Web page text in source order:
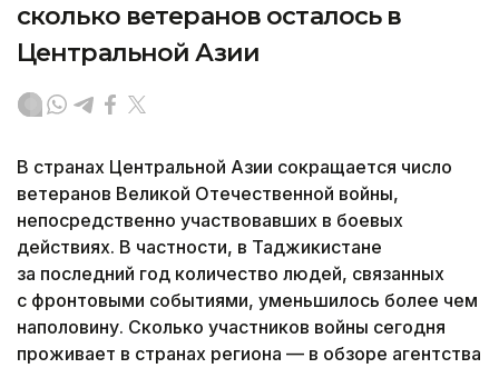
сколько ветеранов осталось в
Центральной Азии
В странах Центральной Азии сокращается число
ветеранов Великой Отечественной войны,
непосредственно участвовавших в боевых
действиях. В частности, в Таджикистане
за последний год количество людей, связанных
с фронтовыми событиями, уменьшилось более чем
наполовину. Сколько участников войны сегодня
проживает в странах региона — в обзоре агентства